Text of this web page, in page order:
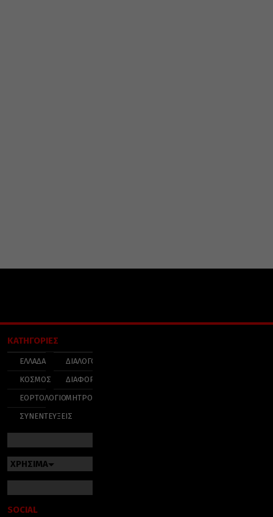
ΚΑΤΗΓΟΡΙΕΣ
ΕΛΛΑΔΑ
ΚΟΣΜΟΣ
ΕΟΡΤΟΛΟΓΙΟ
ΣΥΝΕΝΤΕΥΞΕΙΣ
ΔΙΑΛΟΓΟΣ
ΔΙΑΦΟΡΑ
ΜΗΤΡΟΠΟΛΕΙΣ
ΧΡΗΣΙΜΑ
SOCIAL